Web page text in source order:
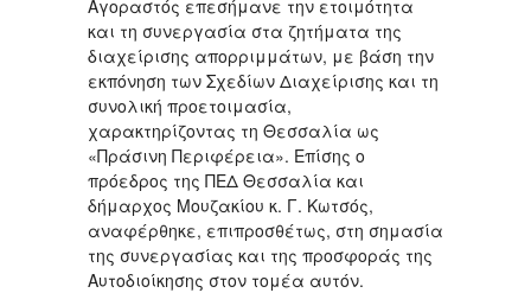
Αγοραστός επεσήμανε την ετοιμότητα
και τη συνεργασία στα ζητήματα της
διαχείρισης απορριμμάτων, με βάση την
εκπόνηση των Σχεδίων Διαχείρισης και τη
συνολική προετοιμασία,
χαρακτηρίζοντας τη Θεσσαλία ως
«Πράσινη Περιφέρεια». Επίσης ο
πρόεδρος της ΠΕΔ Θεσσαλία και
δήμαρχος Μουζακίου κ. Γ. Κωτσός,
αναφέρθηκε, επιπροσθέτως, στη σημασία
της συνεργασίας και της προσφοράς της
Αυτοδιοίκησης στον τομέα αυτόν.